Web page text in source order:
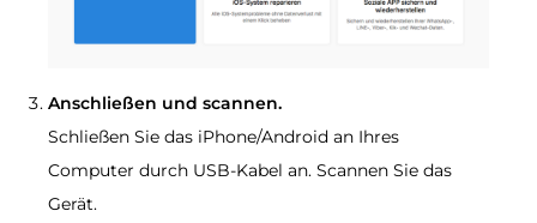
Anschließen und scannen.
Schließen Sie das iPhone/Android an Ihres
Computer durch USB-Kabel an. Scannen Sie das
Gerät.